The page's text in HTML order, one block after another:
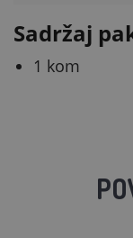
Sadržaj
1 kom